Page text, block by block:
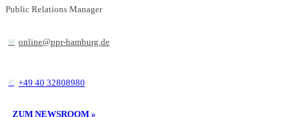
Public Relations Manager
online@ppr-hamburg.de
+49 40 32808980
ZUM NEWSROOM »